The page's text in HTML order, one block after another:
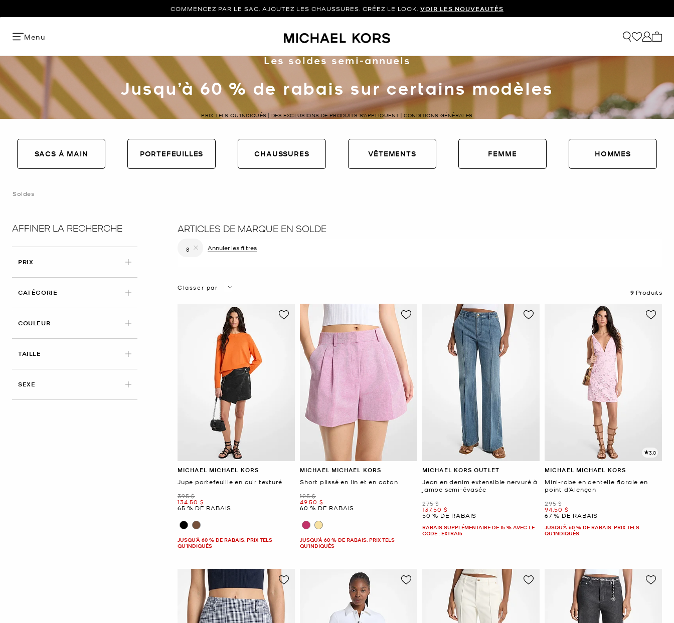
COMMENCEZ PAR LE SAC. AJOUTEZ LES CHAUSSURES. CRÉEZ LE LOOK. VOIR LES NOUVEAUTÉS
Menu
Les soldes semi-annuels
Jusqu’à 60 % de rabais sur certains modèles
PRIX TELS QU’INDIQUÉS | DES EXCLUSIONS DE PRODUITS S’APPLIQUENT | CONDITIONS GÉNÉRALES
SACS À MAIN PORTEFEUILLES CHAUSSURES VÊTEMENTS FEMME HOMMES
Soldes
AFFINER LA RECHERCHE
PRIX
CATÉGORIE
COULEUR
TAILLE
SEXE
ARTICLES DE MARQUE EN SOLDE
8
Annuler les filtres
Classer par
9 Produits
MICHAEL MICHAEL KORS
Jupe portefeuille en cuir texturé
était
395 $
maintenant
134.50 $
65 % DE RABAIS
JUSQU’À 60 % DE RABAIS. PRIX TELS
QU'INDIQUÉS
MICHAEL MICHAEL KORS
Short plissé en lin et en coton
était
125 $
maintenant
49.50 $
60 % DE RABAIS
JUSQU’À 60 % DE RABAIS. PRIX TELS
QU'INDIQUÉS
MICHAEL KORS OUTLET
Jean en denim extensible nervuré à
jambe semi-évasée
était
275 $
maintenant
137.50 $
50 % DE RABAIS
RABAIS SUPPLÉMENTAIRE DE 15 % AVEC LE
CODE : EXTRA15
3.0
MICHAEL MICHAEL KORS
Mini-robe en dentelle florale en
point d’Alençon
était
295 $
maintenant
94.50 $
67 % DE RABAIS
JUSQU’À 60 % DE RABAIS. PRIX TELS
QU'INDIQUÉS